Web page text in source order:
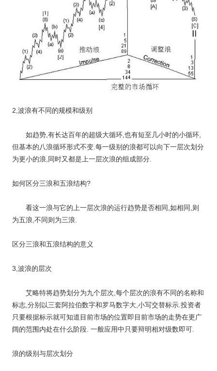
2,波浪有不同的规模和级别
如趋势,有长达百年的超级大循环,也有短至几小时的小循环,
但基本的八浪循环形式不变.每一级别的浪都可以向下一层次划分
为更小的浪,同时又都是上一层次浪的组成部分.
如何区分三浪和五浪结构?
看这一浪与它的上一层次浪的运行趋势是否相同,如相同,则
为五浪,不同则为三浪.
区分三浪和五浪结构的意义
3,波浪的层次
艾略特将趋势划分为九个层次,每个层次的浪有不同的名称和
标志,分别以三套阿拉伯数字和罗马数字大,小写交替标示.投资者
只要根据标示就可知道目前市场的位置即目前市场的走势在更广
阔的范围内处在什么阶段. 一般应用中只要辩明相对级数即可.
浪的级别与层次划分